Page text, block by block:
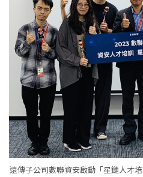
遠傳子公司數聯資安啟動「星鏈人才